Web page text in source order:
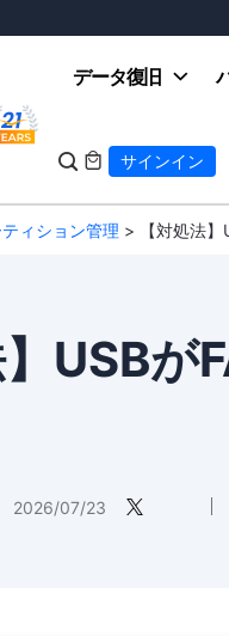
データ復旧
  サインイン
ィション管理 > 【対処法】
】USB
2026/07/23 